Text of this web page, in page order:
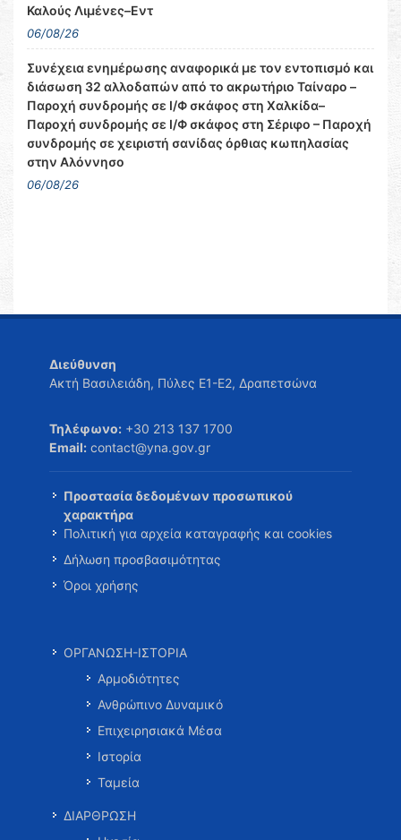
Καλούς Λιμένες–Εντ
06/08/26
Συνέχεια ενημέρωσης αναφορικά με τον εντοπισμό και
διάσωση 32 αλλοδαπών από το ακρωτήριο Ταίναρο –
Παροχή συνδρομής σε Ι/Φ σκάφος στη Χαλκίδα–
Παροχή συνδρομής σε Ι/Φ σκάφος στη Σέριφο – Παροχή
συνδρομής σε χειριστή σανίδας όρθιας κωπηλασίας
στην Αλόννησο
06/08/26
Διεύθυνση
Ακτή Βασιλειάδη, Πύλες Ε1-Ε2, Δραπετσώνα
Τηλέφωνο: +30 213 137 1700
Email: contact@yna.gov.gr
Προστασία δεδομένων προσωπικού
χαρακτήρα
Πολιτική για αρχεία καταγραφής και cookies
Δήλωση προσβασιμότητας
Όροι χρήσης
ΟΡΓΑΝΩΣΗ-ΙΣΤΟΡΙΑ
Αρμοδιότητες
Ανθρώπινο Δυναμικό
Επιχειρησιακά Μέσα
Ιστορία
Ταμεία
ΔΙΑΡΘΡΩΣΗ